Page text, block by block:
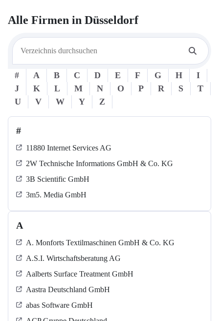
Alle Firmen in Düsseldorf
# A B C D E F G H
I
J
K L M N O P R S
T
U
V W Y Z
#
11880 Internet Services AG
2W Technische Informations GmbH & Co. KG
3B Scientific GmbH
3m5. Media GmbH
A
A. Monforts Textilmaschinen GmbH & Co. KG
A.S.I. Wirtschaftsberatung AG
Aalberts Surface Treatment GmbH
Aastra Deutschland GmbH
abas Software GmbH